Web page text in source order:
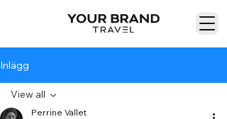
Inlägg
View all
Perrine Vallet